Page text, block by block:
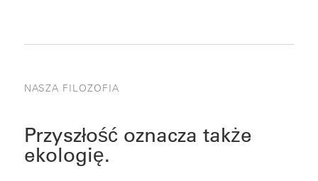
NASZA FILOZOFIA
Przyszłość oznacza także
ekologię.